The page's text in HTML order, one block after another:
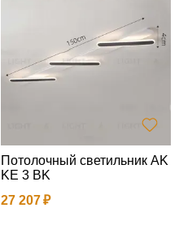
Потолочный светильник AK
KE 3 BK
27 207